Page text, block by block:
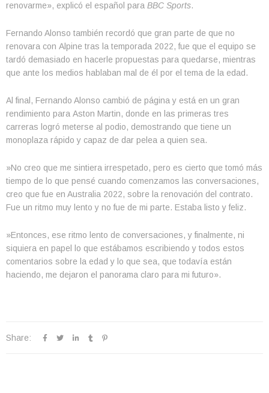
renovarme», explicó el español para BBC Sports.
Fernando Alonso también recordó que gran parte de que no
renovara con Alpine tras la temporada 2022, fue que el equipo se
tardó demasiado en hacerle propuestas para quedarse, mientras
que ante los medios hablaban mal de él por el tema de la edad.
Al final, Fernando Alonso cambió de página y está en un gran
rendimiento para Aston Martin, donde en las primeras tres
carreras logró meterse al podio, demostrando que tiene un
monoplaza rápido y capaz de dar pelea a quien sea.
»No creo que me sintiera irrespetado, pero es cierto que tomó más
tiempo de lo que pensé cuando comenzamos las conversaciones,
creo que fue en Australia 2022, sobre la renovación del contrato.
Fue un ritmo muy lento y no fue de mi parte. Estaba listo y feliz.
»Entonces, ese ritmo lento de conversaciones, y finalmente, ni
siquiera en papel lo que estábamos escribiendo y todos estos
comentarios sobre la edad y lo que sea, que todavía están
haciendo, me dejaron el panorama claro para mi futuro».
Share: